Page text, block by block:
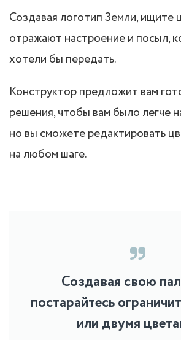
Создавая логотип Земли, ищите
отражают настроение и посыл,
хотели бы передать.
Конструктор предложит вам
решения, чтобы вам было легче
но вы сможете редактировать
на любом шаге.
Создавая свою
постарайтесь
или двумя